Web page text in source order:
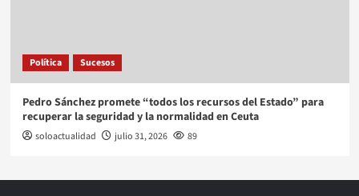
Política Sucesos
Pedro Sánchez promete “todos los recursos del Estado” para
recuperar la seguridad y la normalidad en Ceuta
soloactualidad julio 31, 2026 89